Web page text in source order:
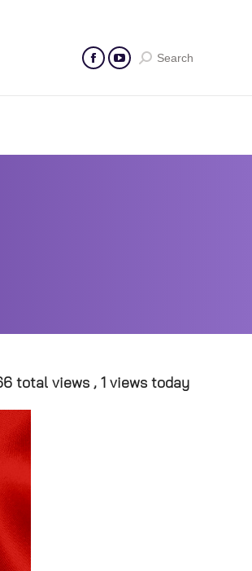
Search
total views , 1 views today